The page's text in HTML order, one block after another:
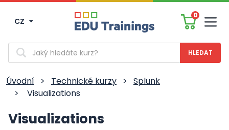
CZ
0
Vyhledávání
Úvodní > Technické kurzy >
Splunk
>
Visualizations
Visualizations